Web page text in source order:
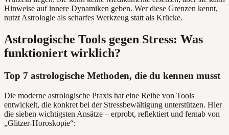
Hinweise auf innere Dynamiken geben. Wer diese Grenzen kennt,
nutzt Astrologie als scharfes Werkzeug statt als Krücke.
Astrologische Tools gegen Stress: Was
funktioniert wirklich?
Top 7 astrologische Methoden, die du kennen musst
Die moderne astrologische Praxis hat eine Reihe von Tools
entwickelt, die konkret bei der Stressbewältigung unterstützen. Hier
die sieben wichtigsten Ansätze – erprobt, reflektiert und fernab von
„Glitzer-Horoskopie“: